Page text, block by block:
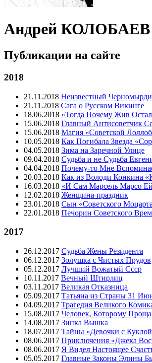
Андрей КОЛОБАЕВ
Публикации на сайте
2018
21.11.2018 Неизвестный
21.11.2018 Сага о Русском Викинге
18.06.2018 «Тогда Почему Жив
15.06.2018 Главный Антисоветчик
15.06.2018 Магия «Советской
10.05.2018 Как Погибала Звезда
04.05.2018 Зима на Заречной Улице
09.04.2018 Судьба и не Судьба
04.04.2018 Почему-то Мне
20.03.2018 Как из Володи Конкина
16.03.2018 «И Сам Марсель Марсо
12.02.2018 Женщина-праздник
23.01.2018 Cын «Советского
22.01.2018 Печорин Советского
2017
26.12.2017 Судьба Жены Резидента
06.12.2017 Золушка с Чистых Прудов
05.12.2017 Лучший Вожатый Ссср
10.11.2017 Вечный Штирлиц
03.11.2017 Великая Отказница
05.09.2017 Татьяна из Страны 31
04.09.2017 Трагедия Великого
15.08.2017 Человек, Которому
14.08.2017 Зинка Вышка
18.07.2017 Тайны «Девочки с
08.06.2017 Приключения «Джека
08.06.2017 Я Видел Настоящее
05.05.2017 Главные Законы Элины